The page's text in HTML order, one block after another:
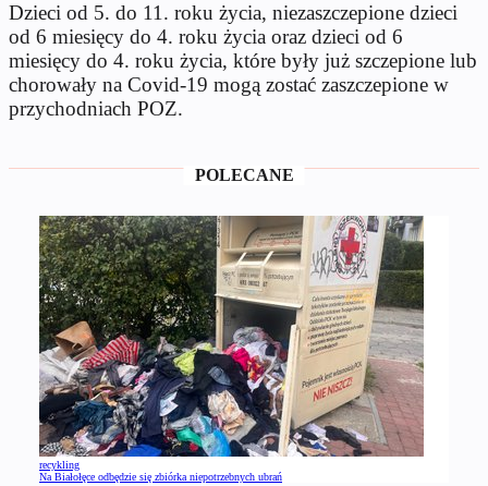
Dzieci od 5. do 11. roku życia, niezaszczepione dzieci
od 6 miesięcy do 4. roku życia oraz dzieci od 6
miesięcy do 4. roku życia, które były już szczepione lub
chorowały na Covid-19 mogą zostać zaszczepione w
przychodniach POZ.
POLECANE
recykling
Na Białołęce odbędzie się zbiórka niepotrzebnych ubrań